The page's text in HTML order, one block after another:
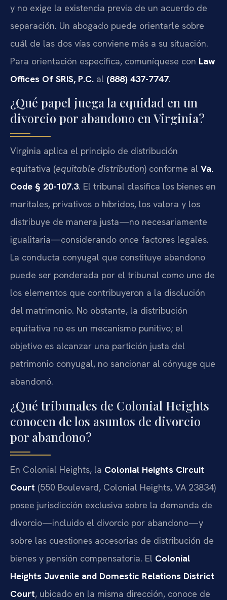
y no exige la existencia previa de un acuerdo de
separación. Un abogado puede orientarle sobre
cuál de las dos vías conviene más a su situación.
Para orientación específica, comuníquese con Law
Offices Of SRIS, P.C. al (888) 437-7747.
¿Qué papel juega la equidad en un
divorcio por abandono en Virginia?
Virginia aplica el principio de distribución
equitativa (equitable distribution) conforme al Va.
Code § 20-107.3. El tribunal clasifica los bienes en
maritales, privativos o híbridos, los valora y los
distribuye de manera justa—no necesariamente
igualitaria—considerando once factores legales.
La conducta conyugal que constituye abandono
puede ser ponderada por el tribunal como uno de
los elementos que contribuyeron a la disolución
del matrimonio. No obstante, la distribución
equitativa no es un mecanismo punitivo; el
objetivo es alcanzar una partición justa del
patrimonio conyugal, no sancionar al cónyuge que
abandonó.
¿Qué tribunales de Colonial Heights
conocen de los asuntos de divorcio
por abandono?
En Colonial Heights, la Colonial Heights Circuit
Court (550 Boulevard, Colonial Heights, VA 23834)
posee jurisdicción exclusiva sobre la demanda de
divorcio—incluido el divorcio por abandono—y
sobre las cuestiones accesorias de distribución de
bienes y pensión compensatoria. El Colonial
Heights Juvenile and Domestic Relations District
Court, ubicado en la misma dirección, conoce de